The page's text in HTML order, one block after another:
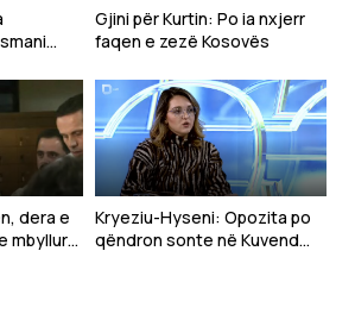
Gjini për Kurtin: Po ia nxjerr
faqen e zezë Kosovës
dera e
mbyllur
Kryeziu-Hyseni: Opozita po
qëndron sonte në Kuvend